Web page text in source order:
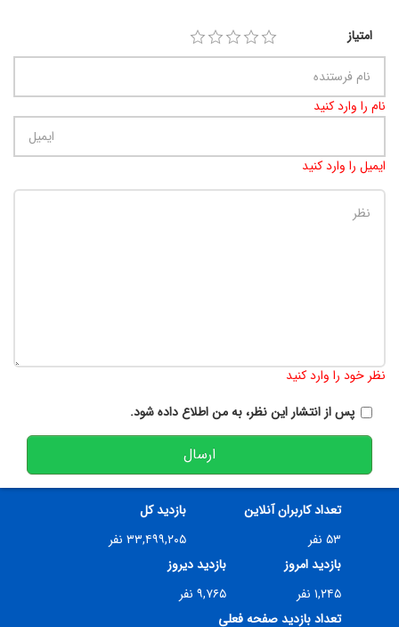
امتیاز
نام را وارد کنید
ایمیل را وارد کنید
نظر خود را وارد کنید
پس از انتشار این نظر، به من اطلاع داده شود.
ارسال
تعداد کاربران آنلاین
۵۳ نفر
بازدید کل
۳۳,۴۹۹,۲۰۵ نفر
بازدید امروز
۱,۲۴۵ نفر
بازدید دیروز
۹,۷۶۵ نفر
تعداد بازدید صفحه فعلی